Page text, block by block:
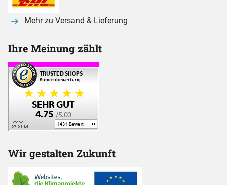
Mehr zu Versand & Lieferung
Ihre Meinung zählt
Wir gestalten Zukunft